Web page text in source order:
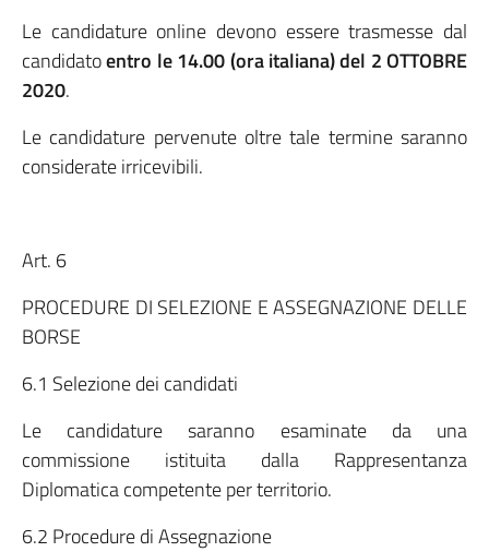
Le candidature online devono essere trasmesse dal
candidatoentro le 14.00 (ora italiana) del 2 OTTOBRE
2020.
Le candidature pervenute oltre tale termine saranno
considerate irricevibili.
Art. 6
PROCEDURE DI SELEZIONE E ASSEGNAZIONE DELLE
BORSE
6.1 Selezione dei candidati
Le candidature saranno esaminate da una
commissione istituita dalla Rappresentanza
Diplomatica competente per territorio.
6.2 Procedure di Assegnazione